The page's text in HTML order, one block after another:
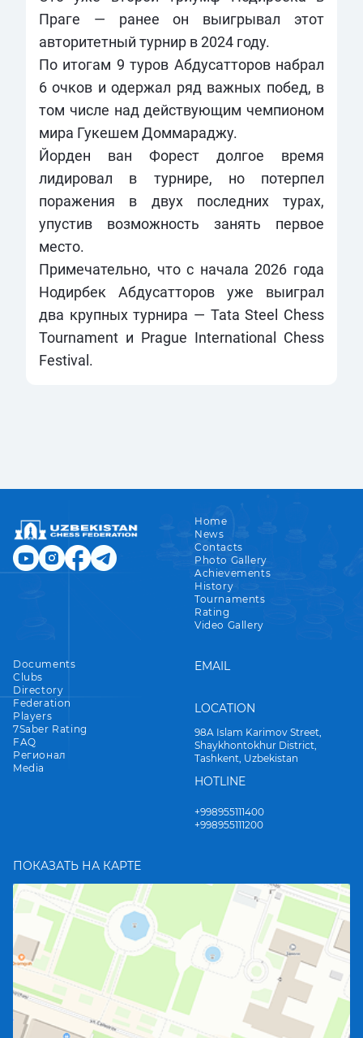
Праге — ранее он выигрывал этот
авторитетный турнир в 2024 году.
По итогам 9 туров Абдусатторов набрал
6 очков и одержал ряд важных побед, в
том числе над действующим чемпионом
мира Гукешем Доммараджу.
Йорден ван Форест долгое время
лидировал в турнире, но потерпел
поражения в двух последних турах,
упустив возможность занять первое
место.
Примечательно, что с начала 2026 года
Нодирбек Абдусатторов уже выиграл
два крупных турнира — Tata Steel Chess
Tournament и Prague International Chess
Festival.
Home
News
Contacts
Photo Gallery
Achievements
History
Tournaments
Rating
Video Gallery
Documents
Clubs
Directory
Federation
Players
7Saber Rating
FAQ
Регионал
Media
EMAIL
LOCATION
98A Islam Karimov Street,
Shaykhontokhur District,
Tashkent, Uzbekistan
HOTLINE
+998955111400
+998955111200
ПОКАЗАТЬ НА КАРТЕ